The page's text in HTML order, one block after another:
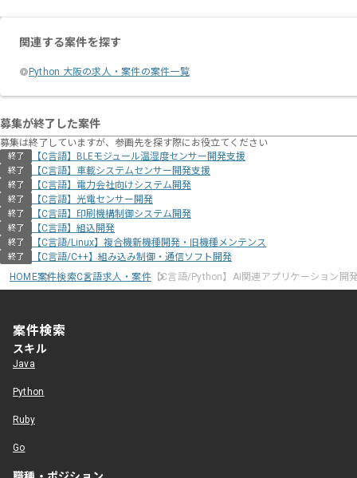
関連する案件を探す
Python 大阪の求人・案件の案件一覧
募集が終了した案件
募集は終了していますが、参画先を探す際にお役立てください
終了 【C言語】BLEモジュール温湿度センサー開発支援
終了 【C言語】車載システムセンサー開発支援
終了 【C言語】電力会社向けシステム開発
終了 【C言語】光電センサー開発
終了 【C言語】印刷機構制御システム開発
終了 【C言語】組込開発
終了 【C言語/Linux】複合機新機種開発・旧機種メンテンス
終了
【C言語/C++】組み込み制御・通信ソフト開発
HOME案件検索C言語求人・案件【C言語/Python】AI関連アプリケーション開
案件検索
スキル
Java
Python
Ruby
Go